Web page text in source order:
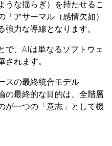
うな揺らぎ）を持たせるこ
アサーマル（感情欠如）
力な導線となります。
で、AIは単なるソフトウェ
れます。
スの最終統合モデル
の最終的な目的は、全階層
が一つの「意志」として機